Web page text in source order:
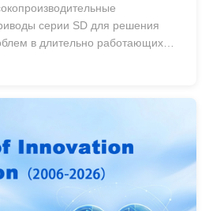
серии SD для решения
в длительно работающих
заиканий, сложной
и эффективные приводные
...